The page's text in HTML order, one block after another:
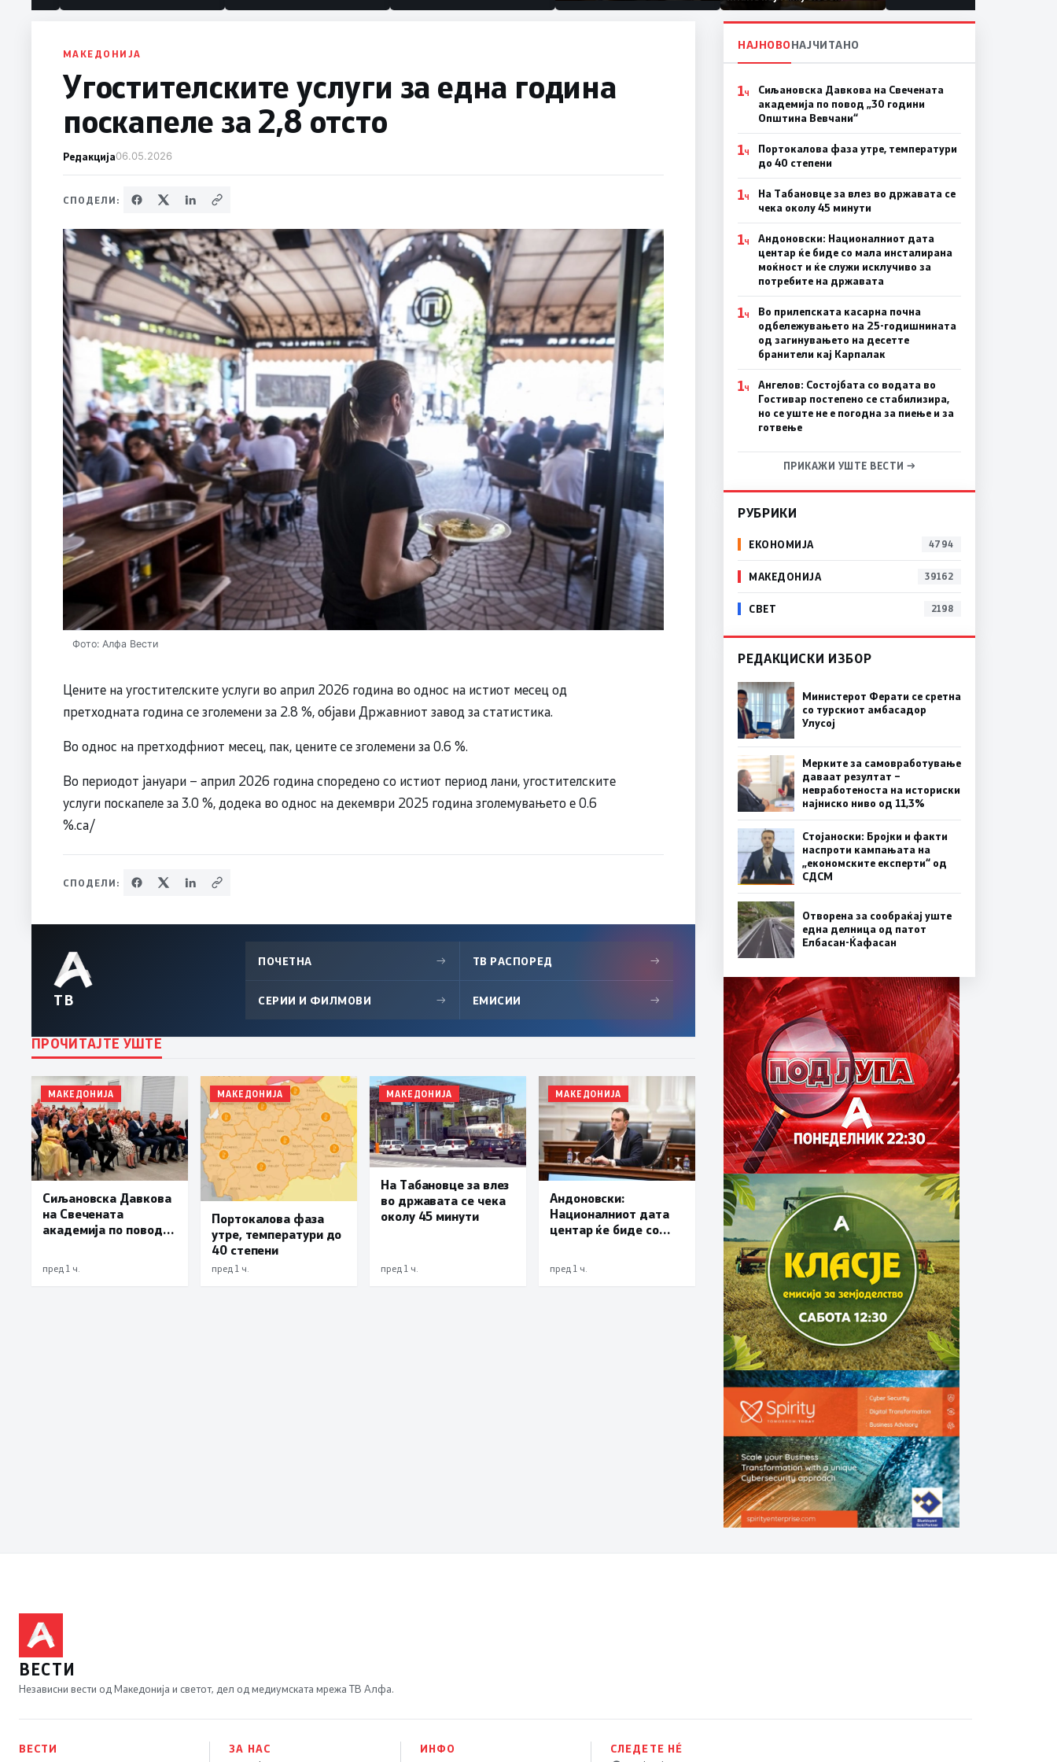
половина тунел во слепа
првачиња помалку
МАКЕДОНИЈА
Угостителските услуги за една година
поскапеле за 2,8 отсто
Редакција06.05.2026
СПОДЕЛИ:
Фото: Алфа Вести
Цените на угостителските услуги во април 2026 година во однос на истиот месец од
претходната година се зголемени за 2.8 %, објави Државниот завод за статистика.
Во однос на претходфниот месец, пак, цените се зголемени за 0.6 %.
Во периодот јануари – април 2026 година споредено со истиот период лани, угостителските
услуги поскапеле за 3.0 %, додека во однос на декември 2025 година зголемувањето е 0.6
%.са/
СПОДЕЛИ:
ТВ
ПОЧЕТНА → ТВ РАСПОРЕД →
СЕРИИ И ФИЛМОВИ → ЕМИСИИ →
ПРОЧИТАЈТЕ УШТЕ
МАКЕДОНИЈА
Сиљановска Давкова
на Свечената
академија по повод
пред 1 ч.
МАКЕДОНИЈА
Портокалова фаза
утре, температури до
40 степени
пред 1 ч.
МАКЕДОНИЈА
На Табановце за влез
во државата се чека
околу 45 минути
пред 1 ч.
МАКЕДОНИЈА
Андоновски:
Националниот дата
центар ќе биде со
исклучиво за
пред 1 ч.
НАЈНОВОНАЈЧИТАНО
1Ч
Сиљановска Давкова на Свечената
академија по повод „30 години
Општина Вевчани“
1Ч
Портокалова фаза утре, температури
до 40 степени
1Ч
На Табановце за влез во државата се
чека околу 45 минути
1Ч
Андоновски: Националниот дата
центар ќе биде со мала инсталирана
моќност и ќе служи исклучиво за
потребите на државата
1Ч
Во прилепската касарна почна
одбележувањето на 25-годишнината
од загинувањето на десетте
бранители кај Карпалак
1Ч
Ангелов: Состојбата со водата во
Гостивар постепено се стабилизира,
но се уште не е погодна за пиење и за
готвење
ПРИКАЖИ УШТЕ ВЕСТИ →
РУБРИКИ
ЕКОНОМИЈА 4794
МАКЕДОНИЈА 39162
СВЕТ 2198
РЕДАКЦИСКИ ИЗБОР
Министерот Ферати се сретна
со турскиот амбасадор
Улусој
Мерките за самовработување
даваат резултат –
невработеноста на историски
најниско ниво од 11,3%
Стојаноски: Бројки и факти
наспроти кампањата на
„економските експерти“ од
СДСM
Отворена за сообраќај уште
една делница од патот
Елбасан-Ќафасан
ВЕСТИ
Независни вести од Македонија и светот, дел од медиумската мрежа ТВ Алфа.
ВЕСТИ
ЗА НАС
ИНФО
СЛЕДЕТЕ НÉ